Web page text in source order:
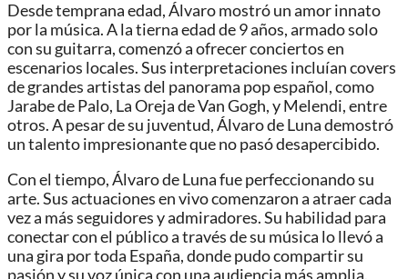
Desde temprana edad, Álvaro mostró un amor innato
por la música. A la tierna edad de 9 años, armado solo
con su guitarra, comenzó a ofrecer conciertos en
escenarios locales. Sus interpretaciones incluían covers
de grandes artistas del panorama pop español, como
Jarabe de Palo, La Oreja de Van Gogh, y Melendi, entre
otros. A pesar de su juventud, Álvaro de Luna demostró
un talento impresionante que no pasó desapercibido.
Con el tiempo, Álvaro de Luna fue perfeccionando su
arte. Sus actuaciones en vivo comenzaron a atraer cada
vez a más seguidores y admiradores. Su habilidad para
conectar con el público a través de su música lo llevó a
una gira por toda España, donde pudo compartir su
pasión y su voz única con una audiencia más amplia.